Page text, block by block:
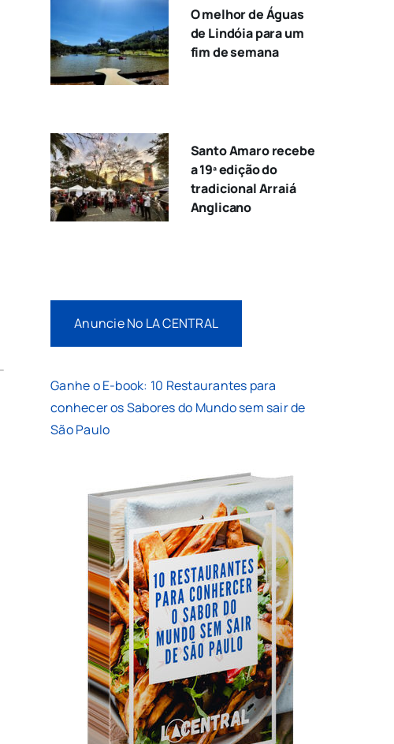
O melhor de Águas
de Lindóia para um
fim de semana
Santo Amaro recebe
a 19ª edição do
tradicional Arraiá
Anglicano
Anuncie No LA CENTRAL
Ganhe o E-book: 10 Restaurantes para
conhecer os Sabores do Mundo sem sair de
São Paulo